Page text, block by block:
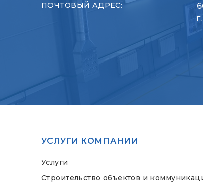
ПОЧТОВЫЙ АДРЕС:
УСЛУГИ КОМПАНИИ
Услуги
Строительство объектов и